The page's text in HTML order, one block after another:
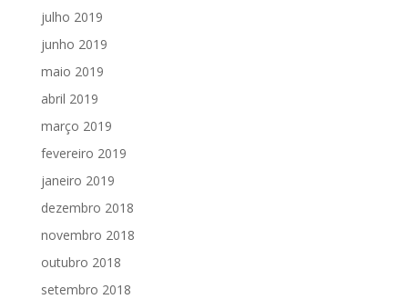
julho 2019
junho 2019
maio 2019
abril 2019
março 2019
fevereiro 2019
janeiro 2019
dezembro 2018
novembro 2018
outubro 2018
setembro 2018